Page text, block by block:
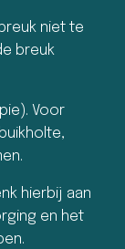
niet te
breuk
Voor
hierbij aan
en het